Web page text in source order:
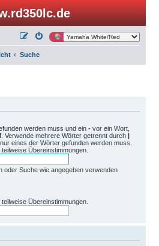
Suche
werden muss und ein -vor ein Wort,
Verwende mehrere Wörter getrennt durch |
eines der Wörter gefunden werden muss.
Übereinstimmungen.
oder Suche wie angegeben verwenden
Übereinstimmungen.